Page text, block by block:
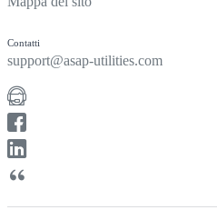
Contatti
support@asap-utilities.com